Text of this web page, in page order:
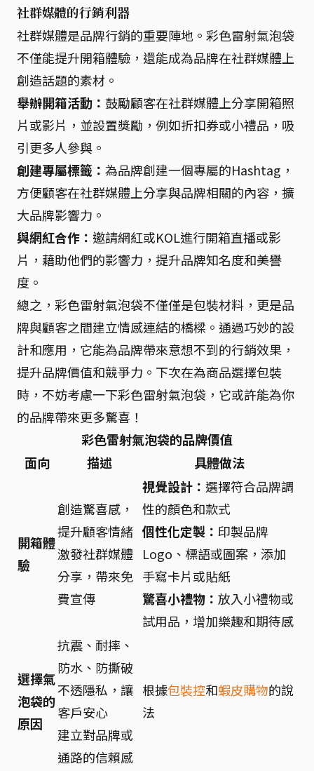
社群媒體的行銷利器
社群媒體是品牌行銷的重要陣地。彩色雷射氣泡袋
不僅能提升開箱體驗，還能成為品牌在社群媒體上
創造話題的素材。
舉辦開箱活動： 鼓勵顧客在社群媒體上分享開箱照
片或影片，並設置獎勵，例如折扣券或小禮品，吸
引更多人參與。
創建專屬標籤： 為品牌創建一個專屬的Hashtag，
方便顧客在社群媒體上分享與品牌相關的內容，擴
大品牌影響力。
與網紅合作： 邀請網紅或KOL進行開箱直播或影
片，藉助他們的影響力，提升品牌知名度和美譽
度。
總之，彩色雷射氣泡袋不僅僅是包裝材料，更是品
牌與顧客之間建立情感連結的橋樑。通過巧妙的設
計和應用，它能為品牌帶來意想不到的行銷效果，
提升品牌價值和競爭力。下次在為商品選擇包裝
時，不妨考慮一下彩色雷射氣泡袋，它或許能為你
的品牌帶來更多驚喜！
彩色雷射氣泡袋的品牌價值
面向
描述 具體做法
開箱體
驗
創造驚喜感，
提升顧客情緒
激發社群媒體
分享，帶來免
費宣傳
視覺設計： 選擇符合品牌調
性的顏色和款式
個性化定製： 印製品牌
Logo、標語或圖案，添加
手寫卡片或貼紙
驚喜小禮物： 放入小禮物或
試用品，增加樂趣和期待感
選擇氣
泡袋的
原因
抗震、耐摔、
防水、防撕破
不透隱私，讓
客戶安心
建立對品牌或
通路的信賴感
根據包裝控和蝦皮購物的說
法